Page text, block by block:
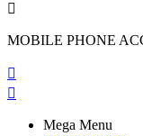

MOBILE PHONE


Mega Menu